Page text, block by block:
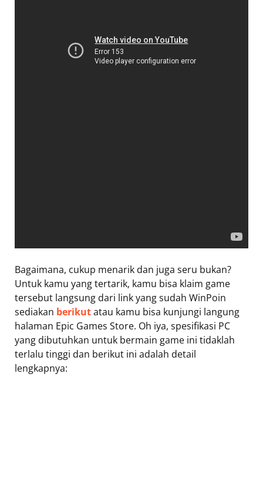
Bagaimana, cukup menarik dan juga seru bukan?
Untuk kamu yang tertarik, kamu bisa klaim game
tersebut langsung dari link yang sudah WinPoin
sediakan berikutatau kamu bisa kunjungi langung
halaman Epic Games Store. Oh iya, spesifikasi PC
yang dibutuhkan untuk bermain game ini tidaklah
terlalu tinggi dan berikut ini adalah detail
lengkapnya: